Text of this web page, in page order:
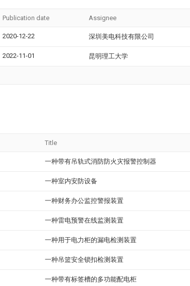
Publication date Assignee
2020-12-22 深圳美电科技有限公司
2022-11-01 昆明理工大学
Title
一种带有吊轨式消防防火灾报警控制器
一种室内安防设备
一种财务办公监控警报装置
一种雷电预警在线监测装置
一种用于电力柜的漏电检测装置
一种吊篮安全锁扣检测装置
一种带有标签槽的多功能配电柜